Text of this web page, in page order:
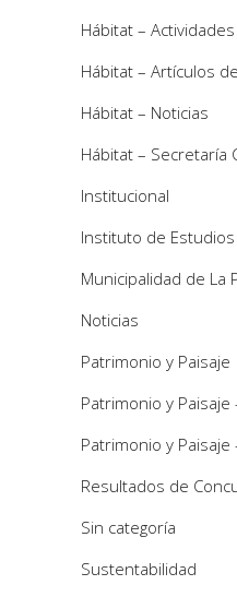
Hábitat – Actividades
Hábitat – Artículos
Hábitat – Noticias
Hábitat – Secretaría
Institucional
Instituto de
Municipalidad de La
Noticias
Patrimonio y Paisaje
Patrimonio y Paisaje
Patrimonio y
Resultados de
Sin categoría
Sustentabilidad